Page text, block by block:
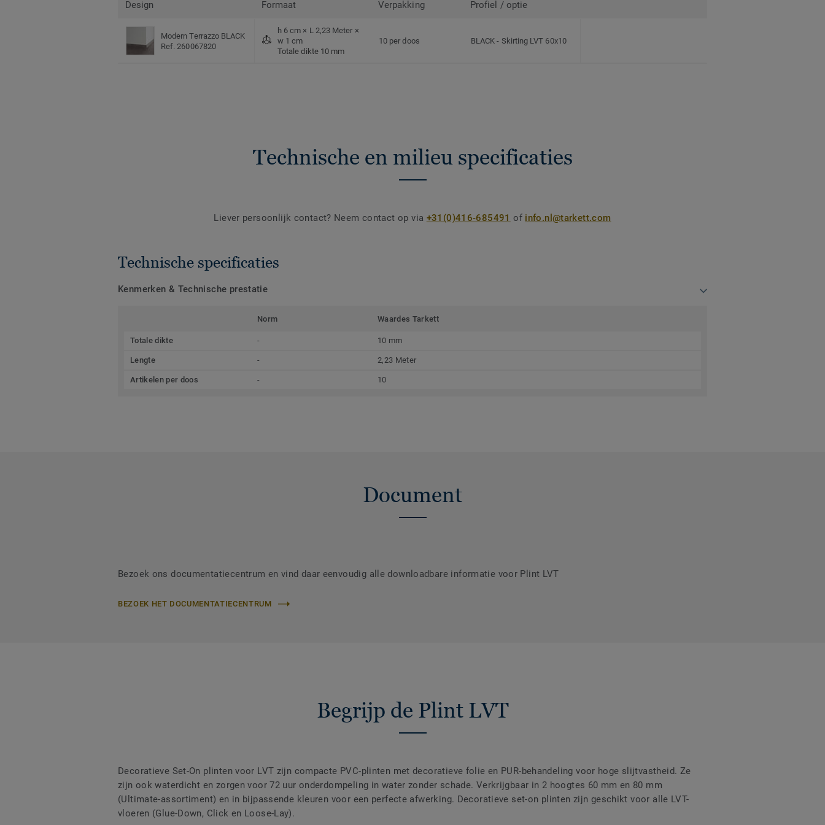
Design Formaat Verpakking Profiel / optie
Modern Terrazzo BLACK
Ref. 260067820
h 6 cm × L 2,23 Meter ×
w 1 cm
Totale dikte 10 mm
10 per doos BLACK- Skirting LVT 60x10
Technische en milieu specificaties
Liever persoonlijk contact? Neem contact op via +31(0)416-685491 of info.nl@tarkett.com
Technische specificaties
Kenmerken & Technische prestatie
Norm Waardes Tarkett
Totale dikte - 10 mm
Lengte - 2,23 Meter
Artikelen per doos - 10
Document
Bezoek ons documentatiecentrum en vind daar eenvoudig alle downloadbare informatie voor Plint LVT
BEZOEK HET DOCUMENTATIECENTRUM
Begrijp de Plint LVT
Decoratieve Set-On plinten voor LVT zijn compacte PVC-plinten met decoratieve folie en PUR-behandeling voor hoge slijtvastheid. Ze
zijn ook waterdicht en zorgen voor 72 uur onderdompeling in water zonder schade. Verkrijgbaar in 2 hoogtes 60 mm en 80 mm
(Ultimate-assortiment) en in bijpassende kleuren voor een perfecte afwerking. Decoratieve set-on plinten zijn geschikt voor alle LVT-
vloeren (Glue-Down, Click en Loose-Lay).